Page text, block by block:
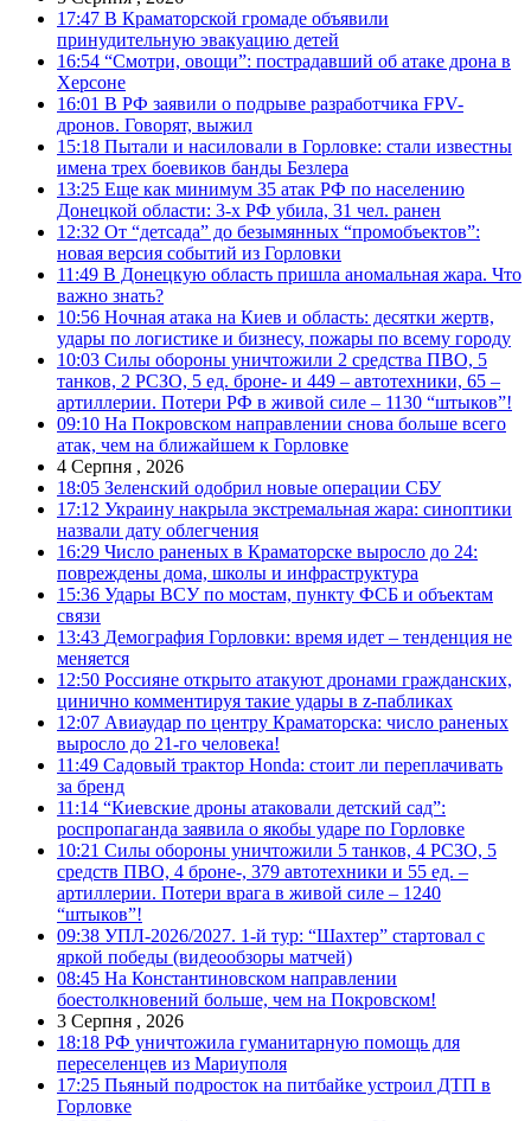
17:47 В Краматорской громаде объявили
принудительную эвакуацию детей
16:54 “Смотри, овощи”: пострадавший об атаке дрона в
Херсоне
16:01 В РФ заявили о подрыве разработчика FPV-
дронов. Говорят, выжил
15:18 Пытали и насиловали в Горловке: стали известны
имена трех боевиков банды Безлера
13:25 Еще как минимум 35 атак РФ по населению
Донецкой области: 3-х РФ убила, 31 чел. ранен
12:32 От “детсада” до безымянных “промобъектов”:
новая версия событий из Горловки
11:49 В Донецкую область пришла аномальная жара. Что
важно знать?
10:56 Ночная атака на Киев и область: десятки жертв,
удары по логистике и бизнесу, пожары по всему городу
10:03 Силы обороны уничтожили 2 средства ПВО, 5
танков, 2 РСЗО, 5 ед. броне- и 449 – автотехники, 65 –
артиллерии. Потери РФ в живой силе – 1130 “штыков”!
09:10 На Покровском направлении снова больше всего
атак, чем на ближайшем к Горловке
4 Серпня , 2026
18:05 Зеленский одобрил новые операции СБУ
17:12 Украину накрыла экстремальная жара: синоптики
назвали дату облегчения
16:29 Число раненых в Краматорске выросло до 24:
повреждены дома, школы и инфраструктура
15:36 Удары ВСУ по мостам, пункту ФСБ и объектам
связи
13:43 Демография Горловки: время идет – тенденция не
меняется
12:50 Россияне открыто атакуют дронами гражданских,
цинично комментируя такие удары в z-пабликах
12:07 Авиаудар по центру Краматорска: число раненых
выросло до 21-го человека!
11:49 Садовый трактор Honda: стоит ли переплачивать
за бренд
11:14 “Киевские дроны атаковали детский сад”:
роспропаганда заявила о якобы ударе по Горловке
10:21 Силы обороны уничтожили 5 танков, 4 РСЗО, 5
средств ПВО, 4 броне-, 379 автотехники и 55 ед. –
артиллерии. Потери врага в живой силе – 1240
“штыков”!
09:38 УПЛ-2026/2027. 1-й тур: “Шахтер” стартовал с
яркой победы (видеообзоры матчей)
08:45 На Константиновском направлении
боестолкновений больше, чем на Покровском!
3 Серпня , 2026
18:18 РФ уничтожила гуманитарную помощь для
переселенцев из Мариуполя
17:25 Пьяный подросток на питбайке устроил ДТП в
Горловке